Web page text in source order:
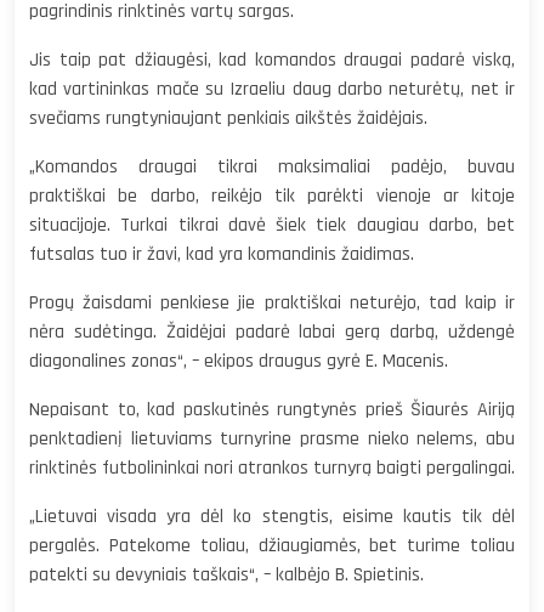
pagrindinis rinktinės vartų sargas.
Jis taip pat džiaugėsi, kad komandos draugai padarė viską,
kad vartininkas mače su Izraeliu daug darbo neturėtų, net ir
svečiams rungtyniaujant penkiais aikštės žaidėjais.
„Komandos draugai tikrai maksimaliai padėjo, buvau
praktiškai be darbo, reikėjo tik parėkti vienoje ar kitoje
situacijoje. Turkai tikrai davė šiek tiek daugiau darbo, bet
futsalas tuo ir žavi, kad yra komandinis žaidimas.
Progų žaisdami penkiese jie praktiškai neturėjo, tad kaip ir
nėra sudėtinga. Žaidėjai padarė labai gerą darbą, uždengė
diagonalines zonas“, – ekipos draugus gyrė E. Macenis.
Nepaisant to, kad paskutinės rungtynės prieš Šiaurės Airiją
penktadienį lietuviams turnyrine prasme nieko nelems, abu
rinktinės futbolininkai nori atrankos turnyrą baigti pergalingai.
„Lietuvai visada yra dėl ko stengtis, eisime kautis tik dėl
pergalės. Patekome toliau, džiaugiamės, bet turime toliau
patekti su devyniais taškais“, – kalbėjo B. Spietinis.